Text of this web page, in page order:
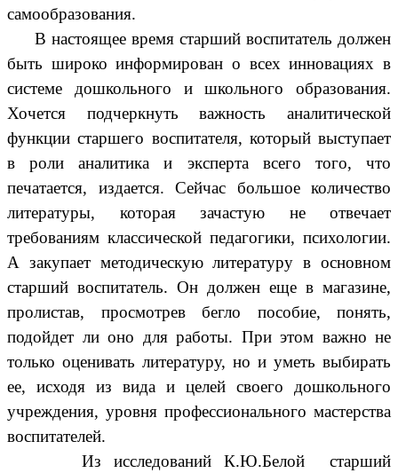
самообразования.
В настоящее время старший воспитатель должен
быть широко информирован о всех инновациях в
системе дошкольного и школьного образования.
Хочется подчеркнуть важность аналитической
функции старшего воспитателя, который выступает
в роли аналитика и эксперта всего того, что
печатается, издается. Сейчас большое количество
литературы, которая зачастую не отвечает
требованиям классической педагогики, психологии.
А закупает методическую литературу в основном
старший воспитатель. Он должен еще в магазине,
пролистав, просмотрев бегло пособие, понять,
подойдет ли оно для работы. При этом важно не
только оценивать литературу, но и уметь выбирать
ее, исходя из вида и целей своего дошкольного
учреждения, уровня профессионального мастерства
воспитателей.
Из исследований К.Ю.Белой старший